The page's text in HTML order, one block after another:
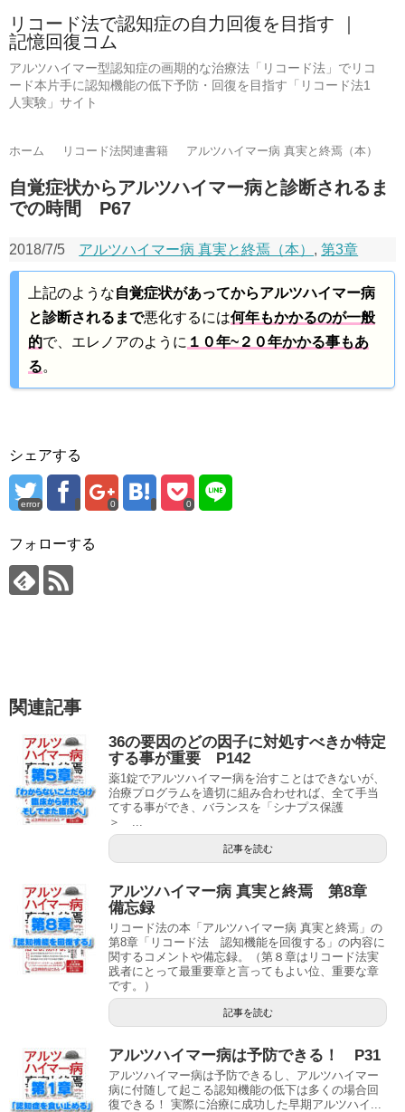
リコード法で認知症の自力回復を目指す ｜
記憶回復コム
アルツハイマー型認知症の画期的な治療法「リコード法」でリコ
ード本片手に認知機能の低下予防・回復を目指す「リコード法1
人実験」サイト
ホーム リコード法関連書籍 アルツハイマー病 真実と終焉（本）
自覚症状からアルツハイマー病と診断されるま
での時間 P67
2018/7/5 アルツハイマー病 真実と終焉（本） ,第3章
上記のような自覚症状があってからアルツハイマー病
と診断されるまで悪化するには何年もかかるのが一般
的で、エレノアのように １０年~２０年かかる事もあ
る。
シェアする
error 0 0
フォローする
関連記事
36の要因のどの因子に対処すべきか特定
する事が重要 P142
薬1錠でアルツハイマー病を治すことはできないが、
治療プログラムを適切に組み合わせれば、全て手当
てする事ができ、バランスを「シナプス保護
＞ ...
記事を読む
アルツハイマー病 真実と終焉 第8章
備忘録
リコード法の本「アルツハイマー病 真実と終焉」の
第8章「リコード法 認知機能を回復する」の内容に
関するコメントや備忘録。（第８章はリコード法実
践者にとって最重要章と言ってもよい位、重要な章
です。）
記事を読む
アルツハイマー病は予防できる！ P31
アルツハイマー病は予防できるし、アルツハイマー
病に付随して起こる認知機能の低下は多くの場合回
復できる！ 実際に治療に成功した早期アルツハイ...